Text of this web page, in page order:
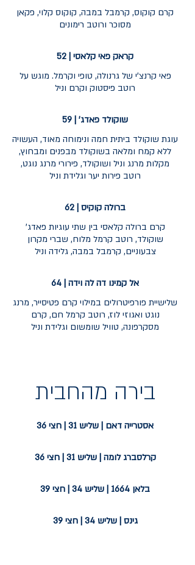
קרם קוקוס, קרמבל במבה, קוקוס קלוי, פקאן
קראק פאי קלאסי | 52
פאי קרנצ'י של גרנולה, טופי וקרמל. מוגש על
רוטב פיסטוק וקרם וניל
שוקולד פאדג' | 59
עוגת שוקולד ביתית חמה ונימוחה מאוד, העשויה
ללא קמח ומלאה בשוקולד מבפנים ומבחוץ,
מקלות מרנג וניל ושוקולד, פירורי מרנג נוגט,
רוטב פירות יער וגלידת וניל
ברולה קוקיס | 62
קרם ברולה קלאסי בין שתי עוגיות פאדג'
שוקולד, רוטב קרמל מלוח, שברי מקרון
צבעוניים, קרמבל במבה, גלידה וניל
אל קמינו דה לה וידה | 64
שלישיית פורפיטרולים במילוי קרם פטיסייר, מרנג
נוגט ואגוזי לוז, רוטב קרמל חם, קרם
מסקרפונה, טוויל שומשום וגלידת וניל
בירה מהחבית
אסטרייה דאם | שליש 31 | חצי 36
קרלסברג לומה | שליש 31 | חצי 36
בלאן 1664 | שליש 34 | חצי 39
גינס | שליש 34 | חצי 39